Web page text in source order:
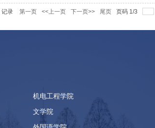
记录 第一页 <<上一页 下一页>> 尾页 页码 1/3
机电工程学院
文学院